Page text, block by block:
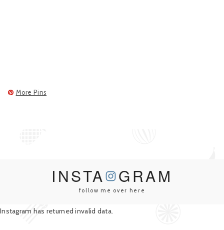
More Pins
INSTA GRAM
follow me over here
Instagram has returned invalid data.